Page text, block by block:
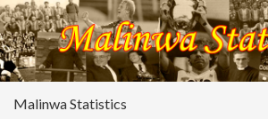
Malinwa Statistics